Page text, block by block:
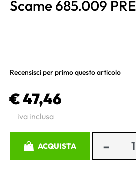
Scame 685.009
Recensisci per primo questo articolo
€ 47,46
iva inclusa
ACQUISTA